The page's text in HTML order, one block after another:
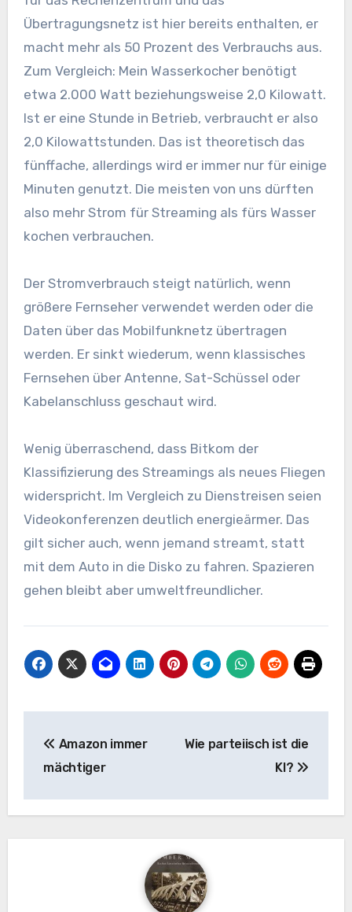
Übertragungsnetz ist hier bereits enthalten, er
macht mehr als 50 Prozent des Verbrauchs aus.
Zum Vergleich: Mein Wasserkocher benötigt
etwa 2.000 Watt beziehungsweise 2,0 Kilowatt.
Ist er eine Stunde in Betrieb, verbraucht er also
2,0 Kilowattstunden. Das ist theoretisch das
fünffache, allerdings wird er immer nur für einige
Minuten genutzt. Die meisten von uns dürften
also mehr Strom für Streaming als fürs Wasser
kochen verbrauchen.
Der Stromverbrauch steigt natürlich, wenn
größere Fernseher verwendet werden oder die
Daten über das Mobilfunknetz übertragen
werden. Er sinkt wiederum, wenn klassisches
Fernsehen über Antenne, Sat-Schüssel oder
Kabelanschluss geschaut wird.
Wenig überraschend, dass Bitkom der
Klassifizierung des Streamings als neues Fliegen
widerspricht. Im Vergleich zu Dienstreisen seien
Videokonferenzen deutlich energieärmer. Das
gilt sicher auch, wenn jemand streamt, statt
mit dem Auto in die Disko zu fahren. Spazieren
gehen bleibt aber umweltfreundlicher.
Amazon immer
mächtiger
Wie parteiisch ist die
KI?